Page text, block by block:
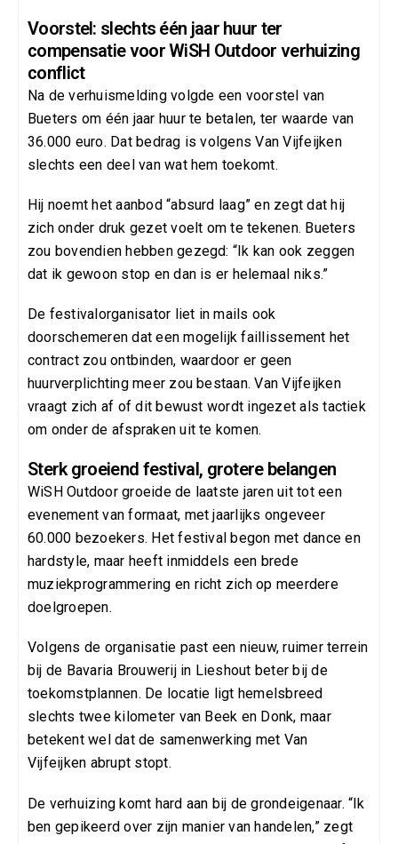
Voorstel: slechts één jaar huur ter
compensatie voor WiSH Outdoor verhuizing
conflict
Na de verhuismelding volgde een voorstel van
Bueters om één jaar huur te betalen, ter waarde van
36.000 euro. Dat bedrag is volgens Van Vijfeijken
slechts een deel van wat hem toekomt.
Hij noemt het aanbod “absurd laag” en zegt dat hij
zich onder druk gezet voelt om te tekenen. Bueters
zou bovendien hebben gezegd: “Ik kan ook zeggen
dat ik gewoon stop en dan is er helemaal niks.”
De festivalorganisator liet in mails ook
doorschemeren dat een mogelijk faillissement het
contract zou ontbinden, waardoor er geen
huurverplichting meer zou bestaan. Van Vijfeijken
vraagt zich af of dit bewust wordt ingezet als tactiek
om onder de afspraken uit te komen.
Sterk groeiend festival, grotere belangen
WiSH Outdoor groeide de laatste jaren uit tot een
evenement van formaat, met jaarlijks ongeveer
60.000 bezoekers. Het festival begon met dance en
hardstyle, maar heeft inmiddels een brede
muziekprogrammering en richt zich op meerdere
doelgroepen.
Volgens de organisatie past een nieuw, ruimer terrein
bij de Bavaria Brouwerij in Lieshout beter bij de
toekomstplannen. De locatie ligt hemelsbreed
slechts twee kilometer van Beek en Donk, maar
betekent wel dat de samenwerking met Van
Vijfeijken abrupt stopt.
De verhuizing komt hard aan bij de grondeigenaar. “Ik
ben gepikeerd over zijn manier van handelen,” zegt